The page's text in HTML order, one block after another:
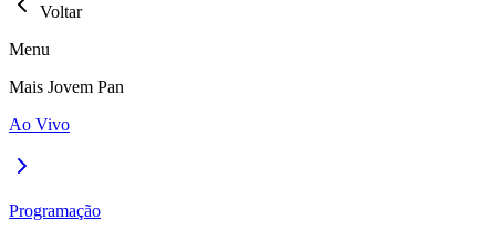
Voltar
Menu
Mais Jovem Pan
Ao Vivo
Programação